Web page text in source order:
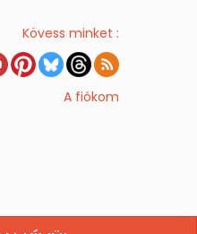
Kövess minket :
A fiókom